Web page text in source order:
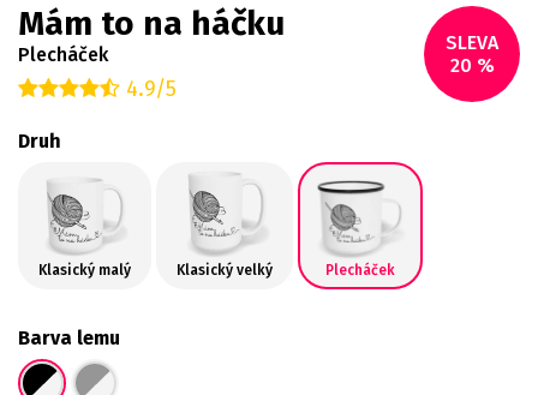
SLEVA
20 %
Mám to na háčku
Plecháček
4.9/5
Druh
Klasický malý Klasický velký Plecháček
Barva lemu